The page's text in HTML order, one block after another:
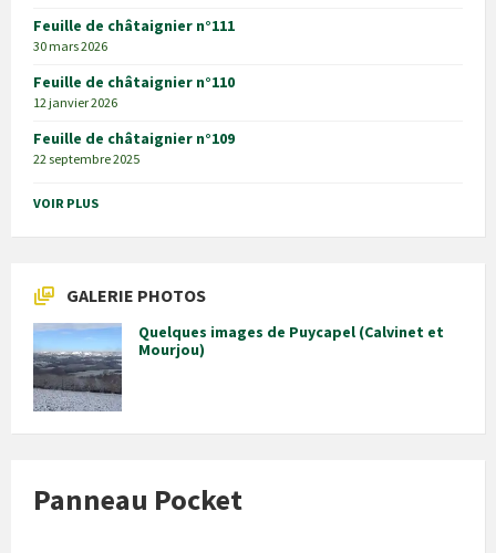
Feuille de châtaignier n°111
30 mars 2026
Feuille de châtaignier n°110
12 janvier 2026
Feuille de châtaignier n°109
22 septembre 2025
VOIR PLUS
GALERIE PHOTOS
Quelques images de Puycapel (Calvinet et
Mourjou)
Panneau Pocket